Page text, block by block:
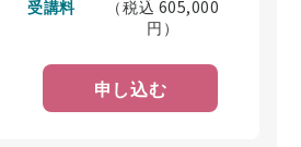
受講料 （税込 605,000
円）
申し込む